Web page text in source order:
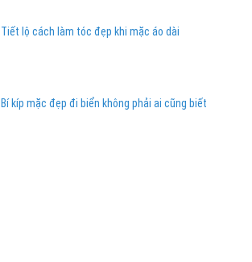
Tiết lộ cách làm tóc đẹp khi mặc áo dài
Bí kíp mặc đẹp đi biển không phải ai cũng biết